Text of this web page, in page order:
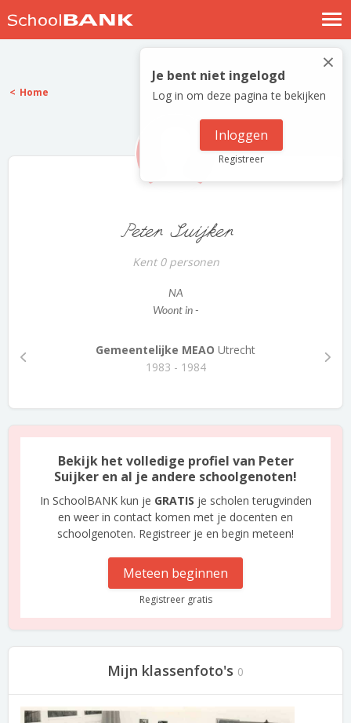
Nostalgische verhalen
Log in
Meld je gratis aan
×
Je bent niet ingelogd
Log in om deze pagina te bekijken
Inloggen
Registreer
Home
Peter Suijker
Kent 0 personen
NA
Woont in -
Gemeentelijke MEAO Utrecht
1983 - 1984
Bekijk het volledige profiel van Peter
Suijker en al je andere schoolgenoten!
In SchoolBANK kun je GRATIS je scholen terugvinden
en weer in contact komen met je docenten en
schoolgenoten. Registreer je en begin meteen!
Meteen beginnen
Registreer gratis
Mijn klassenfoto's 0